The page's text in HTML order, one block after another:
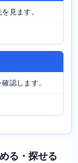
見ます。
認します。
る・探せる